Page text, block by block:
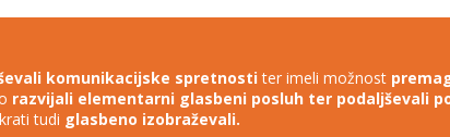
komunikacijske spretnostiter imeli možnost
razvijali elementarni glasbeni posluh ter podaljševali
tudi glasbeno izobraževali.